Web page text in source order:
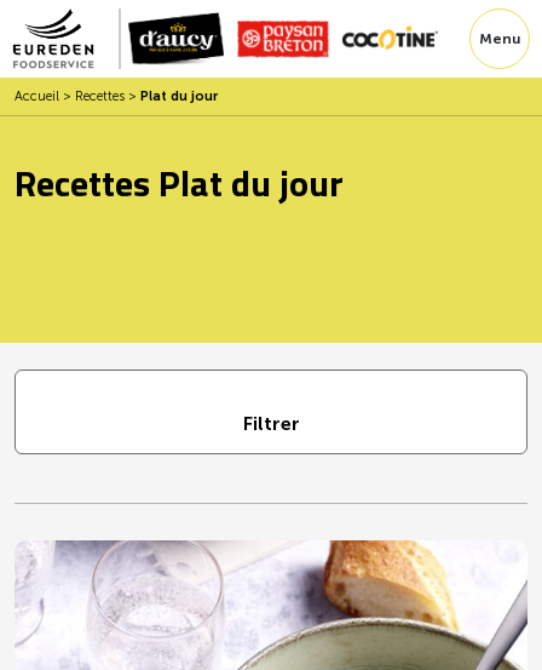
Menu
Accueil > Recettes > Plat du jour
Recettes Plat du jour
Filtrer